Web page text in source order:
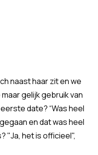
naast haar zit en we
gelijk gebruik van
date? “Was heel
en dat was heel
"Ja, het is officieel",